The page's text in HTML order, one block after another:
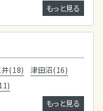
もっと見る
井(18)
津田沼(16)
もっと見る